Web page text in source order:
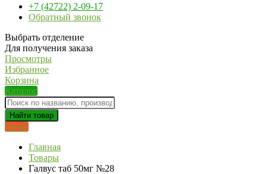
+7 (42722) 2-09-17
Обратный звонок
Выбрать отделение
Для получения заказа
Просмотры
Избранное
Корзина
Каталог
Найти товар
0 руб.
Главная
Товары
Галвус таб 50мг №28